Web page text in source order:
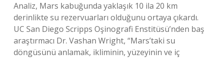
Analiz, Mars kabuğunda yaklaşık 10 ila 20 km
derinlikte su rezervuarları olduğunu ortaya çıkardı.
UC San Diego Scripps Oşinografi Enstitüsü’nden baş
araştırmacı Dr. Vashan Wright, “Mars’taki su
döngüsünü anlamak, ikliminin, yüzeyinin ve iç